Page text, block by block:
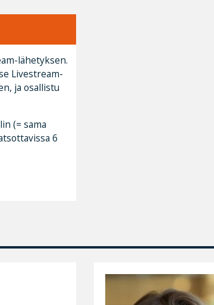
lähetyksen.
Livestream-
ja osallistu
(= sama
6